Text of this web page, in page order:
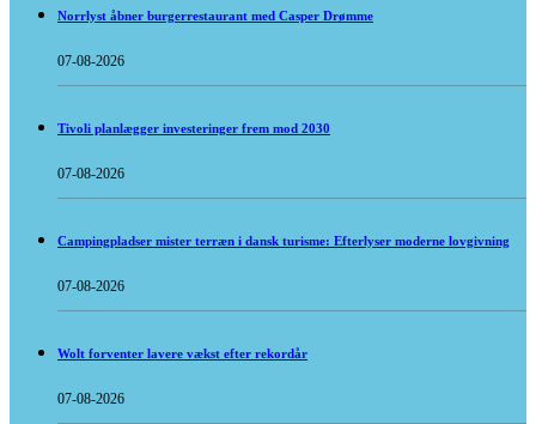
Norrlyst åbner burgerrestaurant med Casper Drømme
07-08-2026
Tivoli planlægger investeringer frem mod 2030
07-08-2026
Campingpladser mister terræn i dansk turisme: Efterlyser moderne lovgivning
07-08-2026
Wolt forventer lavere vækst efter rekordår
07-08-2026